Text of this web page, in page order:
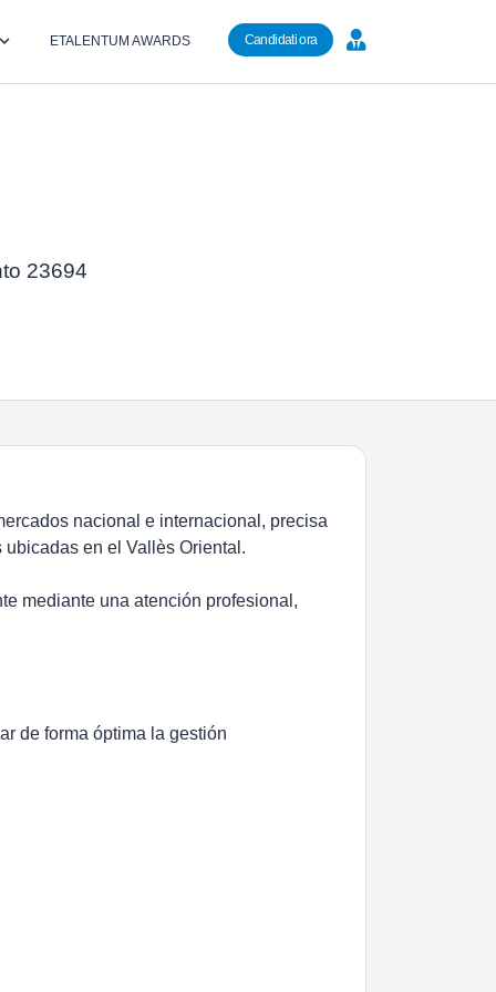
ETALENTUM AWARDS Candidati ora
23694
nacional e internacional, precisa
en el Vallès Oriental.
mediante una atención profesional,
de forma óptima la gestión